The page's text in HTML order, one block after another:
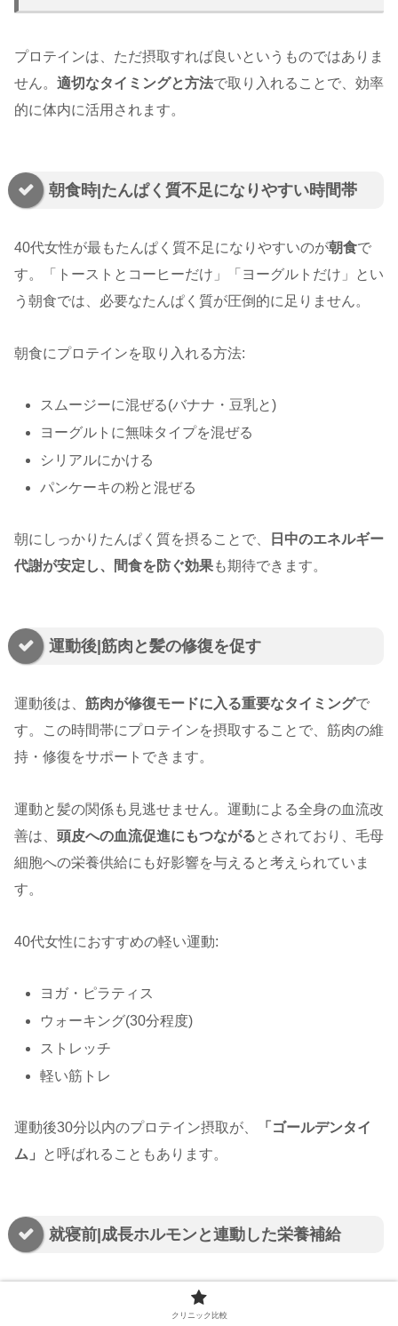
プロテインは、ただ摂取すれば良いというものではありま
せん。 適切なタイミングと方法で取り入れることで、効率
的に体内に活用されます。
朝食時|たんぱく質不足になりやすい時間帯
40代女性が最もたんぱく質不足になりやすいのが朝食で
す。「トーストとコーヒーだけ」「ヨーグルトだけ」とい
う朝食では、必要なたんぱく質が圧倒的に足りません。
朝食にプロテインを取り入れる方法:
スムージーに混ぜる(バナナ・豆乳と)
ヨーグルトに無味タイプを混ぜる
シリアルにかける
パンケーキの粉と混ぜる
朝にしっかりたんぱく質を摂ることで、
日中のエネルギー
代謝が安定し、間食を防ぐ効果も期待できます。
運動後|筋肉と髪の修復を促す
運動後は、 筋肉が修復モードに入る重要なタイミングで
す。この時間帯にプロテインを摂取することで、筋肉の維
持・修復をサポートできます。
運動と髪の関係も見逃せません。運動による全身の血流改
善は、 頭皮への血流促進にもつながる とされており、毛母
細胞への栄養供給にも好影響を与えると考えられていま
す。
40代女性におすすめの軽い運動:
ヨガ・ピラティス
ウォーキング(30分程度)
ストレッチ
軽い筋トレ
運動後30分以内のプロテイン摂取が、
「ゴールデンタイ
ム」
と呼ばれることもあります。
就寝前|成長ホルモンと連動した栄養補給
成長ホルモンの分泌が活発になる時間帯
す。成長ホルモンは身体の修復・再生に関わり、毛母細胞
クリニック比較